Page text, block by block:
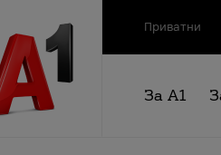
Приватни
За А1